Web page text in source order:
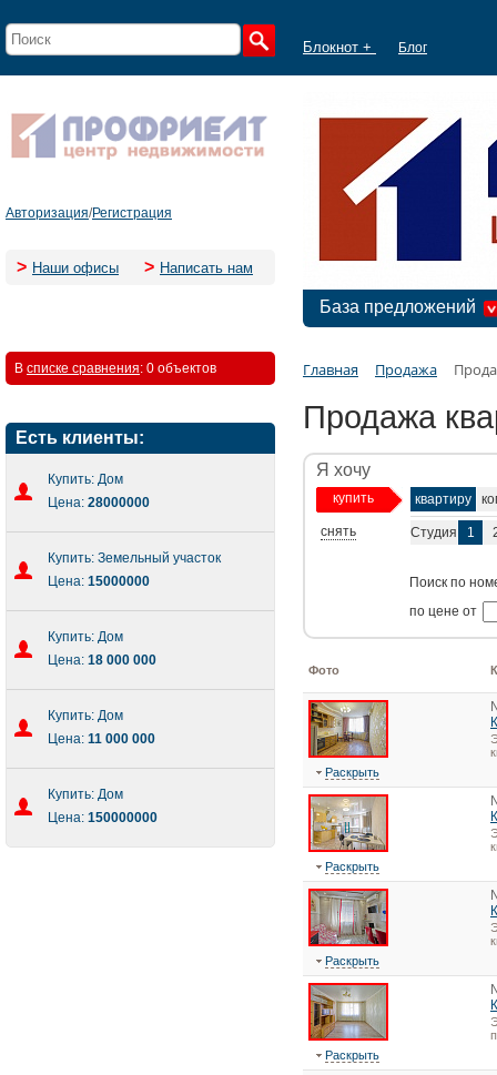
Блокнот + Блог
Авторизация/Регистрация
> Наши офисы > Написать нам
База предложений
В списке сравнения: 0 объектов
Есть клиенты:
Купить: Дом
Цена: 28000000
Купить: Земельный участок
Цена: 15000000
Купить: Дом
Цена: 18 000 000
Купить: Дом
Цена: 11 000 000
Купить: Дом
Цена: 150000000
Главная Продажа
Продажа
Я хочу
купить
снять
квартиру
Студия 1
Поиск по
по цене от
Фото
Раскрыть
Раскрыть
Раскрыть
Раскрыть